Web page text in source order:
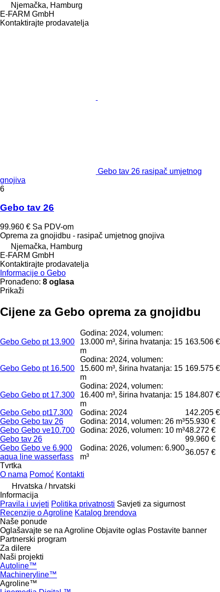
Njemačka, Hamburg
E-FARM GmbH
Kontaktirajte prodavatelja
Gebo tav 26 rasipač umjetnog
gnojiva
6
Gebo tav 26
99.960 € Sa PDV-om
Oprema za gnojidbu - rasipač umjetnog gnojiva
Njemačka, Hamburg
E-FARM GmbH
Kontaktirajte prodavatelja
Informacije o Gebo
Pronađeno: 8 oglasa
Prikaži
Cijene za Gebo oprema za gnojidbu
Gebo Gebo pt 13.900
Godina: 2024, volumen:
13.000 m³, širina hvatanja: 15
m
163.506 €
Gebo Gebo pt 16.500
Godina: 2024, volumen:
15.600 m³, širina hvatanja: 15
m
169.575 €
Gebo Gebo pt 17.300
Godina: 2024, volumen:
16.400 m³, širina hvatanja: 15
m
184.807 €
Gebo Gebo pt17.300 Godina: 2024
142.205 €
Gebo Gebo tav 26
Godina: 2014, volumen: 26 m³55.930 €
Gebo Gebo ve10.700
Godina: 2026, volumen: 10 m³48.272 €
Gebo tav 26
99.960 €
Gebo Gebo ve 6.900
aqua line wasserfass
Godina: 2026, volumen: 6.900
m³
36.057 €
Tvrtka
O nama Pomoć Kontakti
Hrvatska / hrvatski
Informacija
Pravila i uvjeti Politika privatnosti Savjeti za sigurnost
Recenzije o Agroline Katalog brendova
Naše ponude
Oglašavajte se na Agroline Objavite oglas Postavite banner
Partnerski program
Za dilere
Naši projekti
Autoline™
Machineryline™
Agroline™